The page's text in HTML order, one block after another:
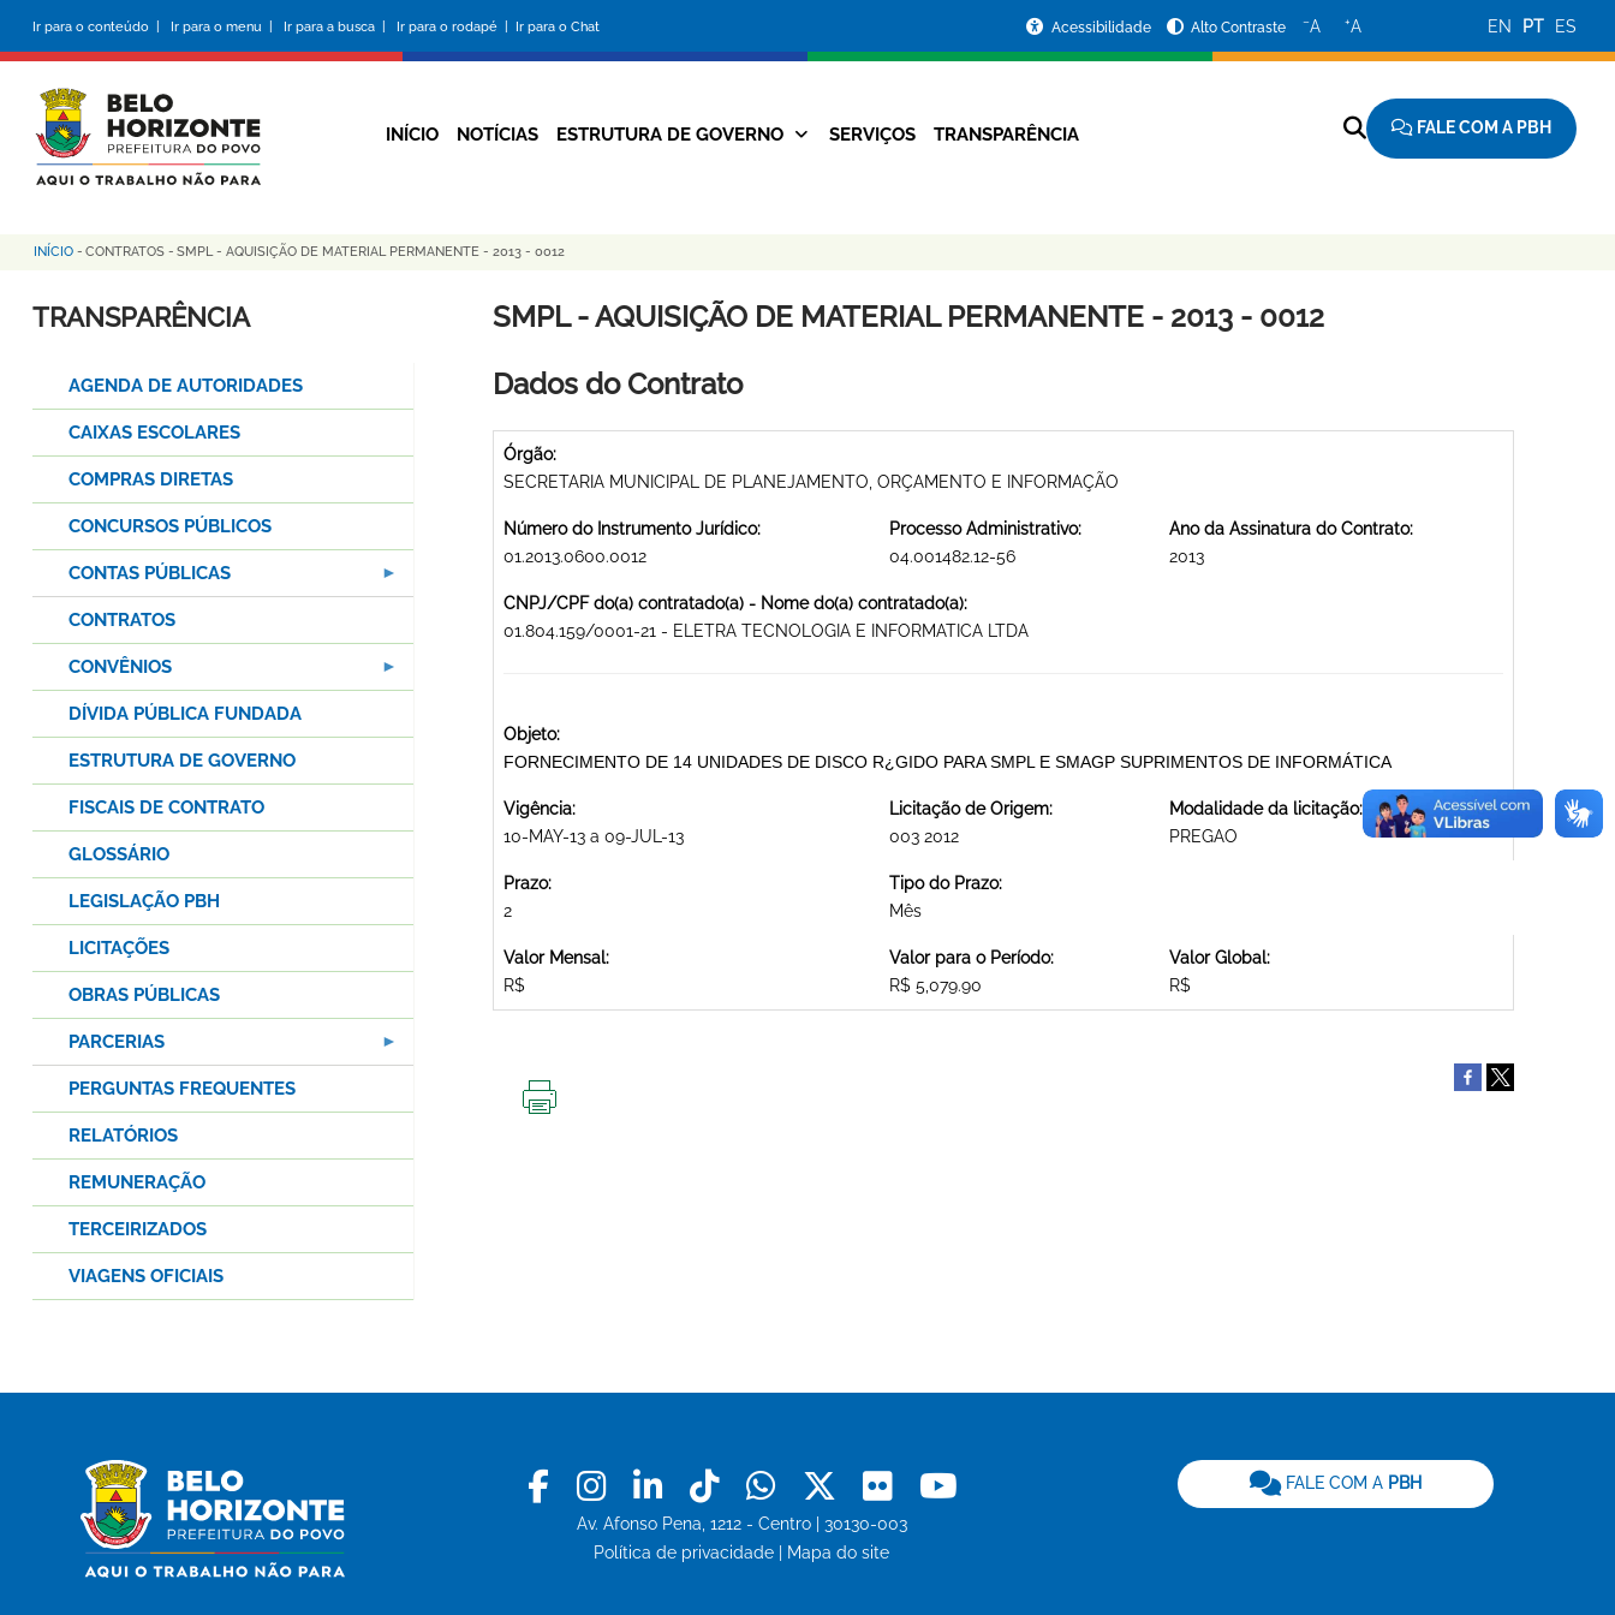
conteúdo
principal
Ir para o conteúdo | Ir para o menu | Ir para a busca | Ir para o rodapé | Ir para o Chat
da
Prefeitura
Acessibilidade Alto Contraste −A +A EN PT ES
Navegação
INÍCIO NOTÍCIAS ESTRUTURA DE GOVERNO SERVIÇOS TRANSPARÊNCIA FALE COM A PBH
Trilha
de
INÍCIO - CONTRATOS - SMPL - AQUISIÇÃO DE MATERIAL PERMANENTE - 2013 - 0012
SMPL - AQUISIÇÃO DE MATERIAL PERMANENTE - 2013 - 0012
Dados do Contrato
Órgão:
SECRETARIA MUNICIPAL DE PLANEJAMENTO, ORÇAMENTO E INFORMAÇÃO
Número do Instrumento Jurídico:
01.2013.0600.0012
Processo Administrativo:
04.001482.12-56
Ano da Assinatura do Contrato:
2013
CNPJ/CPF do(a) contratado(a) - Nome do(a) contratado(a):
01.804.159/0001-21 - ELETRA TECNOLOGIA E INFORMATICA LTDA
Objeto:
FORNECIMENTO DE 14 UNIDADES DE DISCO R¿GIDO PARA SMPL E SMAGP SUPRIMENTOS DE INFORMÁTICA
Vigência:
10-MAY-13 a 09-JUL-13
Licitação de Origem:
003 2012
Modalidade da licitação:
PREGAO
Prazo:
2
Tipo do Prazo:
Mês
Valor Mensal:
R$
Valor para o Período:
R$ 5,079.90
Valor Global:
R$
TRANSPARÊNCIA
AGENDA DE AUTORIDADES
CAIXAS ESCOLARES
COMPRAS DIRETAS
CONCURSOS PÚBLICOS
CONTAS PÚBLICAS
CONTRATOS
CONVÊNIOS
DÍVIDA PÚBLICA FUNDADA
ESTRUTURA DE GOVERNO
FISCAIS DE CONTRATO
GLOSSÁRIO
LEGISLAÇÃO PBH
LICITAÇÕES
OBRAS PÚBLICAS
PARCERIAS
PERGUNTAS FREQUENTES
RELATÓRIOS
REMUNERAÇÃO
TERCEIRIZADOS
VIAGENS OFICIAIS
Facebook
Instagram
LinkedinTiktokWhatsapp
X Flickr
Av. Afonso Pena, 1212 - Centro | 30130-003
Política de privacidade
Mapa do site
FALE COM A PBH